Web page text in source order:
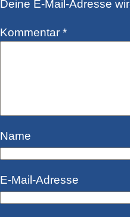
Deine E-Mail-Adresse
Kommentar *
Name
E-Mail-Adresse